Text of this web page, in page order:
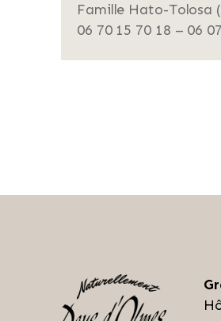
Famille Hato-Tolosa
06 70 15 70 18 – 06